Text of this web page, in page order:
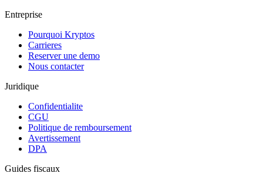
Entreprise
Pourquoi Kryptos
Carrieres
Reserver une demo
Nous contacter
Juridique
Confidentialite
CGU
Politique de remboursement
Avertissement
DPA
Guides fiscaux